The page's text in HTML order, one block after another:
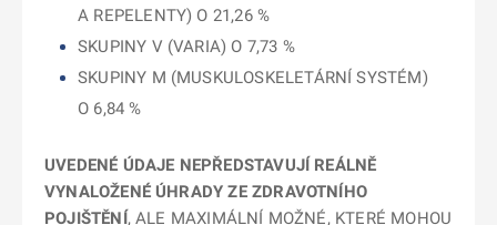
A REPELENTY) O 21,26 %
SKUPINY V (VARIA) O 7,73 %
SKUPINY M (MUSKULOSKELETÁRNÍ SYSTÉM)
O 6,84 %
UVEDENÉ ÚDAJE NEPŘEDSTAVUJÍ REÁLNĚ
VYNALOŽENÉ ÚHRADY ZE ZDRAVOTNÍHO
POJIŠTĚNÍ, ALE MAXIMÁLNÍ MOŽNÉ, KTERÉ MOHOU